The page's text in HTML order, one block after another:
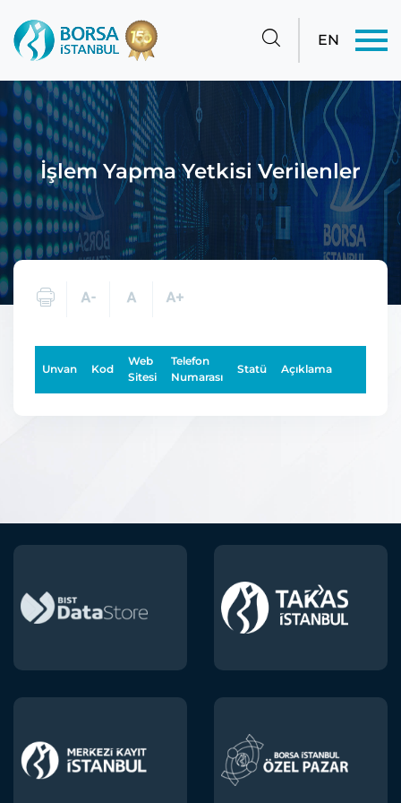
EN
İşlem Yapma Yetkisi Verilenler
Unvan Kod
Web
Sitesi
Telefon
Numarası
Statü Açıklama